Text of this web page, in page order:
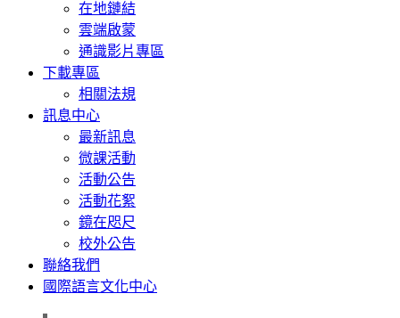
在地鏈結
雲端啟蒙
通識影片專區
下載專區
相關法規
訊息中心
最新訊息
微課活動
活動公告
活動花絮
鏡在咫尺
校外公告
聯絡我們
國際語言文化中心